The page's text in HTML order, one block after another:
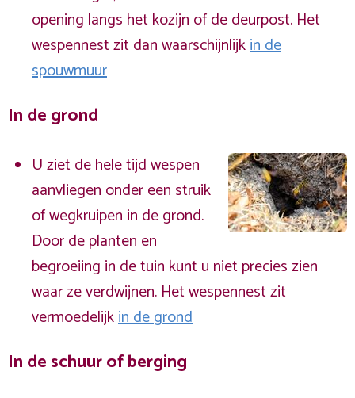
opening langs het kozijn of de deurpost. Het
wespennest zit dan waarschijnlijkin de
spouwmuur
In de grond
U ziet de hele tijd wespen
aanvliegen onder een struik
of wegkruipen in de grond.
Door de planten en
begroeiing in de tuin kunt u niet precies zien
waar ze verdwijnen. Het wespennest zit
vermoedelijkin de grond
In de schuur of berging